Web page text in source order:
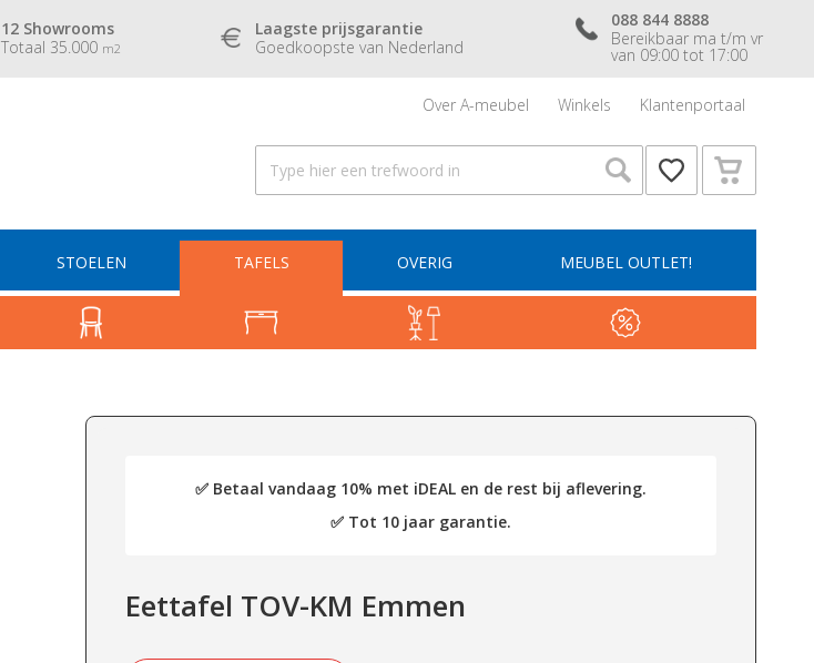
12 Showrooms
Totaal 35.000 m2
Laagste prijsgarantie
Goedkoopste van Nederland
088 844 8888
Bereikbaar ma t/m vr
van 09:00 tot 17:00
Over A-meubel Winkels Klantenportaal
STOELEN TAFELS OVERIG MEUBEL OUTLET!
✅ Betaal vandaag 10% met iDEAL en de rest bij aflevering.
✅ Tot 10 jaar garantie.
Eettafel TOV-KM Emmen